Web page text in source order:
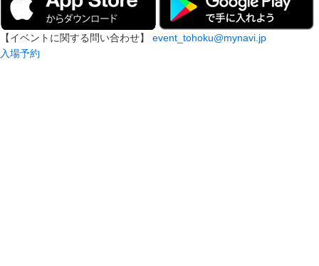
【イベントに関する問い合わせ】
event_tohoku@mynavi.jp
入場予約